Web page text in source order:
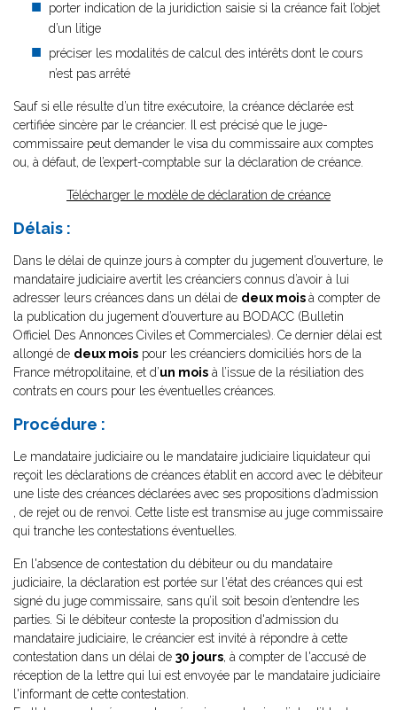
porter indication de la juridiction saisie si la créance fait l’objet
d’un litige
préciser les modalités de calcul des intérêts dont le cours
n’est pas arrêté
Sauf si elle résulte d’un titre exécutoire, la créance déclarée est
certifiée sincère par le créancier. Il est précisé que le juge-
commissaire peut demander le visa du commissaire aux comptes
ou, à défaut, de l’expert-comptable sur la déclaration de créance.
Télécharger le modèle de déclaration de créance
Délais :
Dans le délai de quinze jours à compter du jugement d’ouverture, le
mandataire judiciaire avertit les créanciers connus d’avoir à lui
adresser leurs créances dans un délai de deux moisà compter de
la publication du jugement d’ouverture au BODACC (Bulletin
Officiel Des Annonces Civiles et Commerciales). Ce dernier délai est
allongé de deux mois pour les créanciers domiciliés hors de la
France métropolitaine, et d’un mois à l’issue de la résiliation des
contrats en cours pour les éventuelles créances.
Procédure :
Le mandataire judiciaire ou le mandataire judiciaire liquidateur qui
reçoit les déclarations de créances établit en accord avec le débiteur
une liste des créances déclarées avec ses propositions d’admission
, de rejet ou de renvoi. Cette liste est transmise au juge commissaire
qui tranche les contestations éventuelles.
En l'absence de contestation du débiteur ou du mandataire
judiciaire, la déclaration est portée sur l'état des créances qui est
signé du juge commissaire, sans qu’il soit besoin d’entendre les
parties. Si le débiteur conteste la proposition d'admission du
mandataire judiciaire, le créancier est invité à répondre à cette
contestation dans un délai de 30 jours, à compter de l'accusé de
réception de la lettre qui lui est envoyée par le mandataire judiciaire
l'informant de cette contestation.